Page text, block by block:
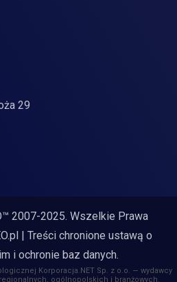
29
2007-2025. Wszelkie Prawa
| Treści chronione ustawą o
i ochronie baz danych.
Korporacja.NET Sp. z o.o. — wydawcy
ogólnopolskich i branżowych.